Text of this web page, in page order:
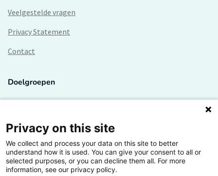
Veelgestelde vragen
Privacy Statement
Contact
Doelgroepen
Lectoren en onderzoekers
Bedrijven
Hogescholen
Privacy on this site
We collect and process your data on this site to better
understand how it is used. You can give your consent to all or
selected purposes, or you can decline them all. For more
information, see our privacy policy.